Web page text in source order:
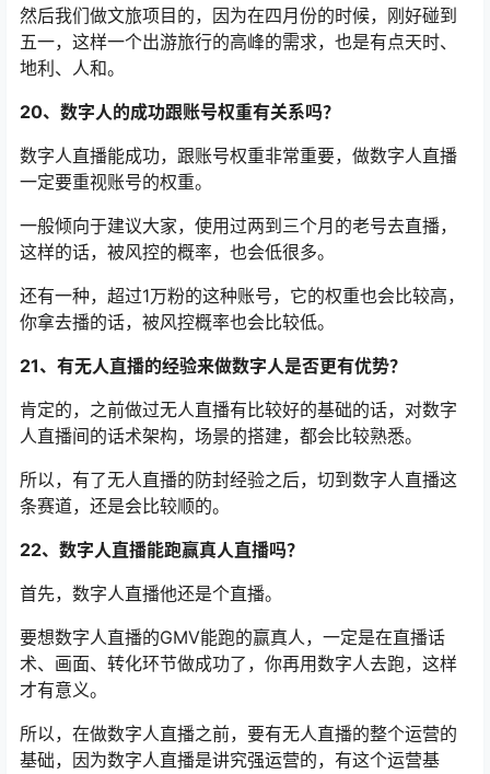
然后我们做文旅项目的，因为在四月份的时候，刚好碰到
五一，这样一个出游旅行的高峰的需求，也是有点天时、
地利、人和。
20、数字人的成功跟账号权重有关系吗？
数字人直播能成功，跟账号权重非常重要，做数字人直播
一定要重视账号的权重。
一般倾向于建议大家，使用过两到三个月的老号去直播，
这样的话，被风控的概率，也会低很多。
还有一种，超过1万粉的这种账号，它的权重也会比较高，
你拿去播的话，被风控概率也会比较低。
21、有无人直播的经验来做数字人是否更有优势？
肯定的，之前做过无人直播有比较好的基础的话，对数字
人直播间的话术架构，场景的搭建，都会比较熟悉。
所以，有了无人直播的防封经验之后，切到数字人直播这
条赛道，还是会比较顺的。
22、数字人直播能跑赢真人直播吗？
首先，数字人直播他还是个直播。
要想数字人直播的GMV能跑的赢真人，一定是在直播话
术、画面、转化环节做成功了，你再用数字人去跑，这样
才有意义。
所以，在做数字人直播之前，要有无人直播的整个运营的
基础，因为数字人直播是讲究强运营的，有这个运营基